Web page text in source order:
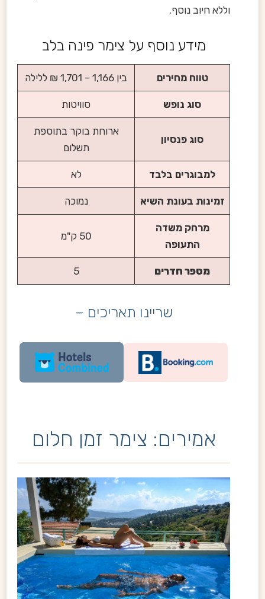
וללא חיוב נוסף.
מידע נוסף על צימר פינה בלב
טווח מחירים בין 1,166 – 1,701 ₪ ללילה
סוג נופש סוויטות
סוג פנסיון
ארוחת בוקר בתוספת
תשלום
למבוגרים בלבד לא
זמינות בעונת השיא נמוכה
מרחק משדה
התעופה
50 ק"מ
מספר חדרים 5
שריינו תאריכים –
אמירים: צימר זמן חלום